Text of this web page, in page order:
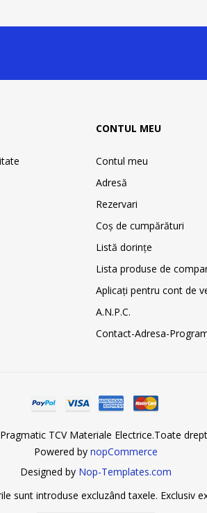
CONTUL MEU
Contul meu
Adresă
Rezervari
Coş de cumpărături
Listă dorințe
Lista produse de
Aplicați pentru cont de
A.N.P.C.
Contact-Adresa-
TCV Materiale Electrice.Toate
Powered by nopCommerce
Designed by Nop-Templates.com
sunt introduse excluzând taxele. Exclusiv